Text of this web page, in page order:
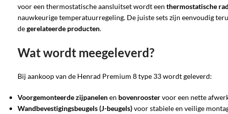
voor een thermostatische aansluitset wordt een thermostatische
nauwkeurige temperatuurregeling. De juiste sets zijn eenvoudig
degerelateerde producten.
Wat wordt meegeleverd?
Bij aankoop van de Henrad Premium 8 type 33 wordt geleverd:
Voorgemonteerde zijpanelenen bovenroostervoor een nette
Wandbevestigingsbeugels (J-beugels)voor stabiele en veilige